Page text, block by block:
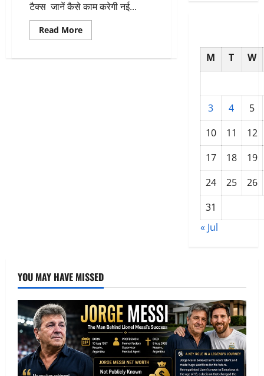
टैक्स जानें कैसे काम करेगी नई...
Read MoreRead
more
में M T W
3 4
5
10
11
12
17
18
19
24
25
26
31
« Jul
YOU MAY HAVE MISSED